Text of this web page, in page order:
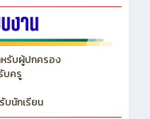
หรับผู้ปกครอง
บครู
บนักเรียน